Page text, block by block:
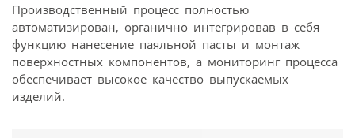
Производственный процесс полностью
автоматизирован, органично интегрировав в себя
функцию нанесение паяльной пасты и монтаж
поверхностных компонентов, а мониторинг процесса
обеспечивает высокое качество выпускаемых
изделий.